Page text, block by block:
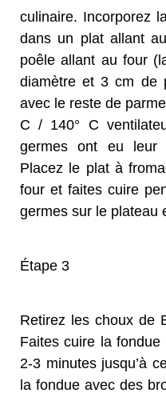
culinaire. Incorporez
dans un plat allant
poêle allant au four
diamètre et 3 cm de
avec le reste de
C / 140° C
germes ont eu leur
Placez le plat à
four et faites cuire
germes sur le plateau
Étape 3
Retirez les choux de
Faites cuire la
2-3 minutes jusqu’à
la fondue avec des